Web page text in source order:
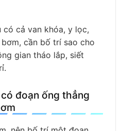
có cả van khóa, y lọc,
cần bố trí sao cho
gian tháo lắp, siết
đoạn ống thẳng